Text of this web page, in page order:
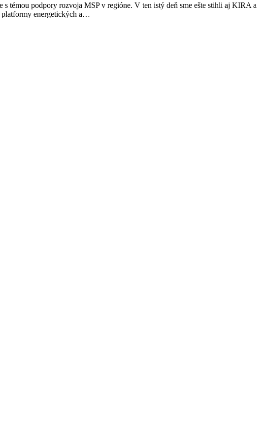
podpory rozvoja MSP v regióne. V ten istý deň sme ešte stihli aj KIRA a
energetických a…